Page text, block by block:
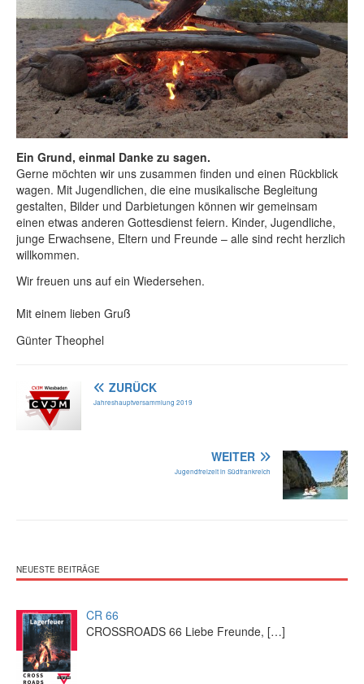
Ein Grund, einmal Danke zu sagen.
Gerne möchten wir uns zusammen finden und einen Rückblick
wagen. Mit Jugendlichen, die eine musikalische Begleitung
gestalten, Bilder und Darbietungen können wir gemeinsam
einen etwas anderen Gottesdienst feiern. Kinder, Jugendliche,
junge Erwachsene, Eltern und Freunde – alle sind recht herzlich
willkommen.
Wir freuen uns auf ein Wiedersehen.
Mit einem lieben Gruß
Günter Theophel
ZURÜCK
Jahreshauptversammlung 2019
WEITER
Jugendfreizeit in Südfrankreich
NEUESTE BEITRÄGE
CR 66
CROSSROADS 66 Liebe Freunde, […]